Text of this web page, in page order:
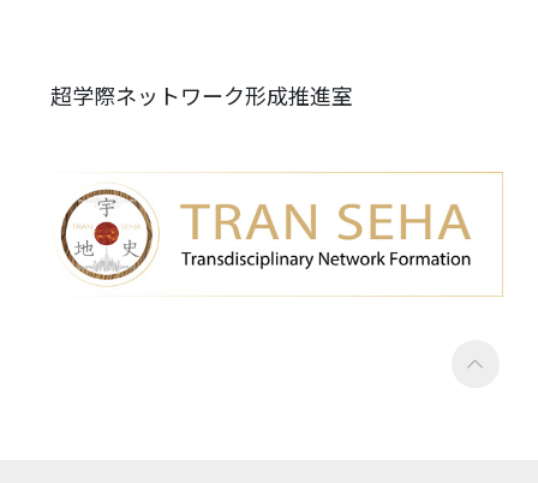
超学際ネットワーク形成推進室